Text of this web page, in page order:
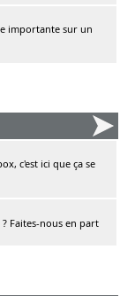
importante sur un
c'est ici que ça se
Faites-nous en part